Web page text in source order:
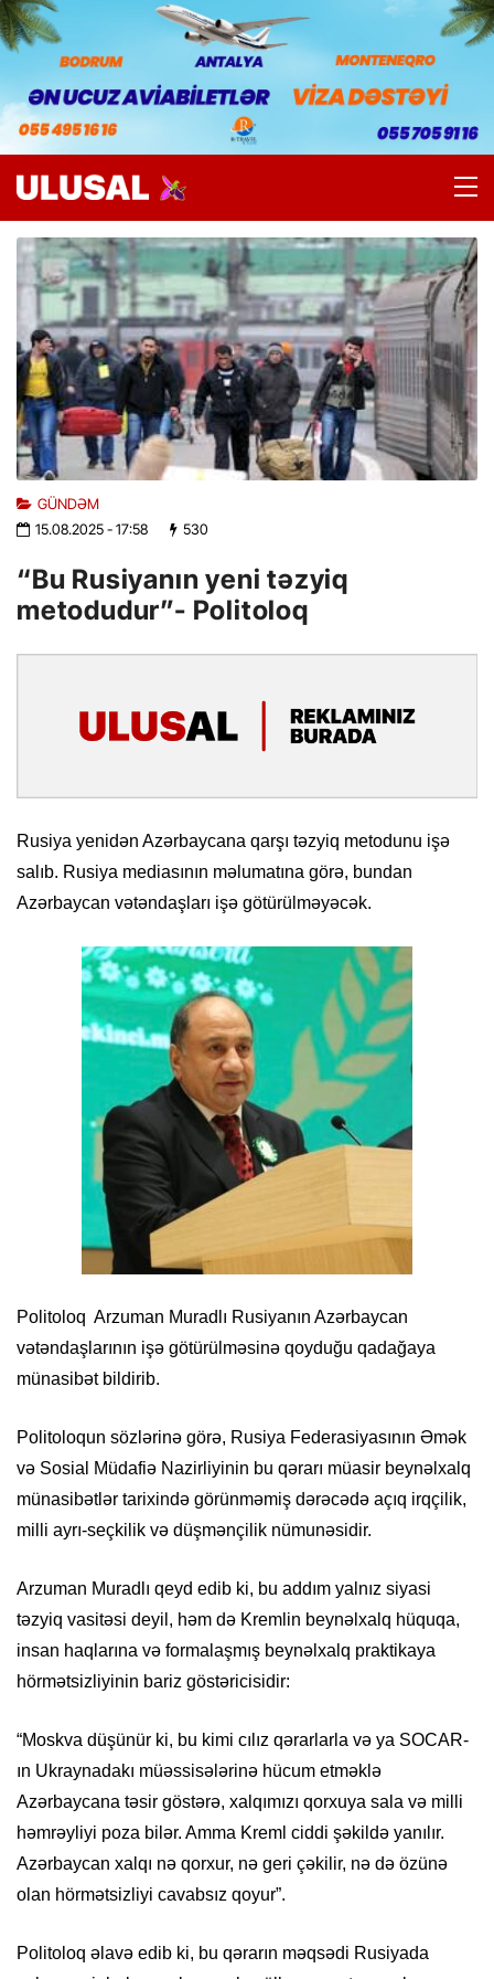
GÜNDƏM
15.08.2025- 17:58 530
“Bu Rusiyanın yeni təzyiq
metodudur”- Politoloq
Rusiya yenidən Azərbaycana qarşı təzyiq metodunu işə
salıb. Rusiya mediasının məlumatına görə, bundan
Azərbaycan vətəndaşları işə götürülməyəcək.
Politoloq Arzuman Muradlı Rusiyanın Azərbaycan
vətəndaşlarının işə götürülməsinə qoyduğu qadağaya
münasibət bildirib.
Politoloqun sözlərinə görə, Rusiya Federasiyasının Əmək
və Sosial Müdafiə Nazirliyinin bu qərarı müasir beynəlxalq
münasibətlər tarixində görünməmiş dərəcədə açıq irqçilik,
milli ayrı-seçkilik və düşmənçilik nümunəsidir.
Arzuman Muradlı qeyd edib ki, bu addım yalnız siyasi
təzyiq vasitəsi deyil, həm də Kremlin beynəlxalq hüquqa,
insan haqlarına və formalaşmış beynəlxalq praktikaya
hörmətsizliyinin bariz göstəricisidir:
“Moskva düşünür ki, bu kimi cılız qərarlarla və ya SOCAR-
ın Ukraynadakı müəssisələrinə hücum etməklə
Azərbaycana təsir göstərə, xalqımızı qorxuya sala və milli
həmrəyliyi poza bilər. Amma Kreml ciddi şəkildə yanılır.
Azərbaycan xalqı nə qorxur, nə geri çəkilir, nə də özünə
olan hörmətsizliyi cavabsız qoyur”.
Politoloq əlavə edib ki, bu qərarın məqsədi Rusiyada